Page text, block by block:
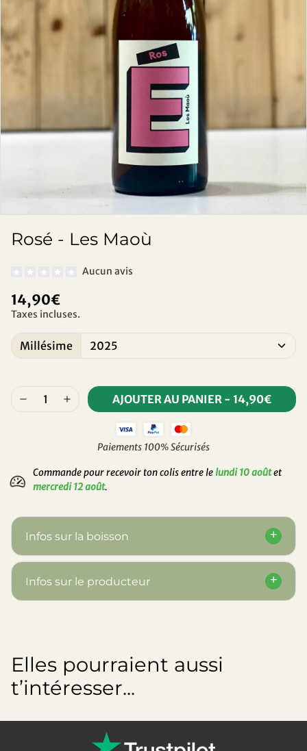
Rosé - Les Maoù
Aucun avis
14,90€
Taxes incluses.
Millésime
AJOUTER AU PANIER - 14,90€
Paiements 100% Sécurisés
Commande pour recevoir ton colis entre lelundi 10 aoûtet
mercredi 12 août.
Infos sur la boisson
Infos sur le producteur
Elles pourraient aussi
t’intéresser...